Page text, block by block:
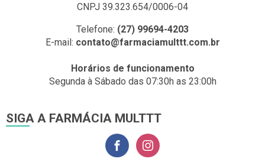
CNPJ 39.323.654/0006-04
Telefone: (27) 99694-4203
E-mail: contato@farmaciamulttt.com.br
Horários de funcionamento
Segunda à Sábado das 07:30h as 23:00h
SIGA A FARMÁCIA MULTTT